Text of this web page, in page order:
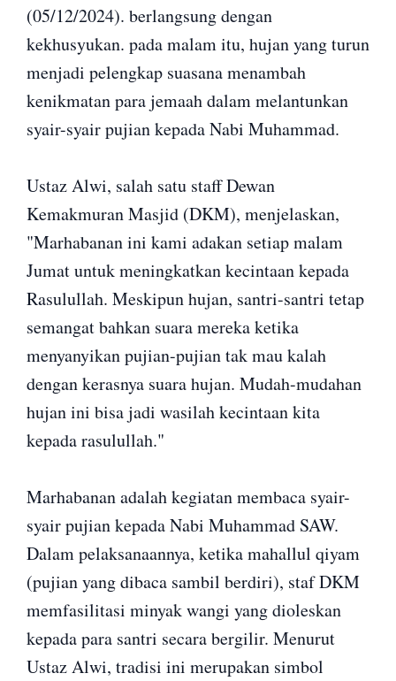
(05/12/2024). berlangsung dengan
kekhusyukan. pada malam itu, hujan yang turun
menjadi pelengkap suasana menambah
kenikmatan para jemaah dalam melantunkan
syair-syair pujian kepada Nabi Muhammad.
Ustaz Alwi, salah satu staff Dewan
Kemakmuran Masjid (DKM), menjelaskan,
"Marhabanan ini kami adakan setiap malam
Jumat untuk meningkatkan kecintaan kepada
Rasulullah. Meskipun hujan, santri-santri tetap
semangat bahkan suara mereka ketika
menyanyikan pujian-pujian tak mau kalah
dengan kerasnya suara hujan. Mudah-mudahan
hujan ini bisa jadi wasilah kecintaan kita
kepada rasulullah."
Marhabanan adalah kegiatan membaca syair-
syair pujian kepada Nabi Muhammad SAW.
Dalam pelaksanaannya, ketika mahallul qiyam
(pujian yang dibaca sambil berdiri), staf DKM
memfasilitasi minyak wangi yang dioleskan
kepada para santri secara bergilir. Menurut
Ustaz Alwi, tradisi ini merupakan simbol